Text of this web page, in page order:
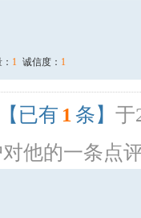
1 诚信度： 1
【已有 1 条】 于
对他的一条点